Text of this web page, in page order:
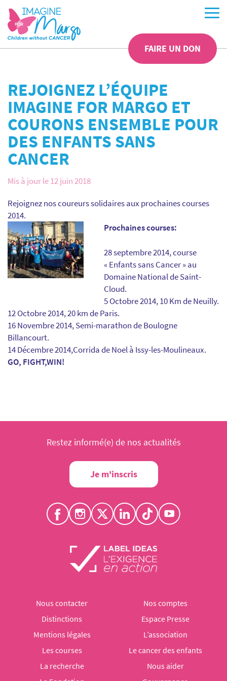
FAIRE UN DON
REJOIGNEZ L’ÉQUIPE
IMAGINE FOR MARGO ET
COURONS ENSEMBLE POUR
DES ENFANTS SANS
CANCER
Mis à jour le 12 juin 2018
Rejoignez nos coureurs solidaires aux prochaines courses
2014.
Prochaines courses:
28 septembre 2014, course
« Enfants sans Cancer » au
Domaine National de Saint-
Cloud.
5 Octobre 2014, 10 Km de Neuilly.
12 Octobre 2014, 20 km de Paris.
16 Novembre 2014, Semi-marathon de Boulogne
Billancourt.
14 Décembre 2014,Corrida de Noel à Issy-les-Moulineaux.
GO, FIGHT,WIN!
Restez informé(e) de nos actualités
Je m'inscris
Nous contacter
Nos comptes
Distinctions
Espace Presse
Mentions légales
L’association
Les courses
Le cancer des enfants
La recherche
Nous aider